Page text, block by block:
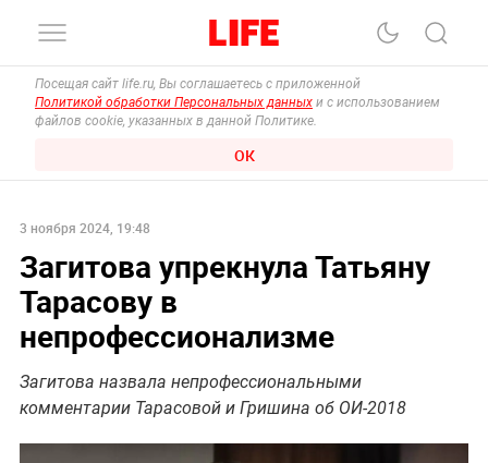
Посещая сайт life.ru, Вы соглашаетесь с приложенной
Политикой обработки Персональных данных и с использованием
файлов cookie, указанных в данной Политике.
ОК
3 ноября 2024, 19:48
Загитова упрекнула Татьяну
Тарасову в
непрофессионализме
Загитова назвала непрофессиональными
комментарии Тарасовой и Гришина об ОИ-2018